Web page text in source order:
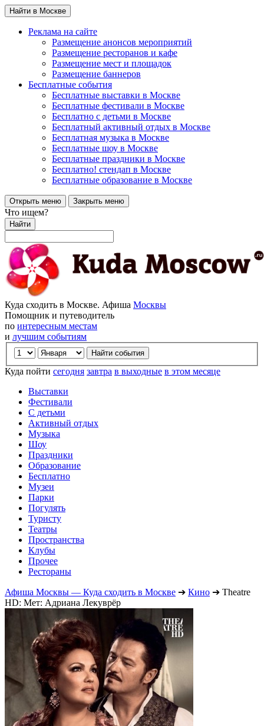
Найти в Москве
Реклама на сайте
Размещение анонсов мероприятий
Размещение ресторанов и кафе
Размещение мест и площадок
Размещение баннеров
Бесплатные события
Бесплатные выставки в Москве
Бесплатные фестивали в Москве
Бесплатно с детьми в Москве
Бесплатный активный отдых в Москве
Бесплатная музыка в Москве
Бесплатные шоу в Москве
Бесплатные праздники в Москве
Бесплатно! стендап в Москве
Бесплатные образование в Москве
Открыть меню Закрыть меню
Что ищем?
Найти
Куда сходить в Москве. Афиша Москвы
Помощник и путеводитель
по интересным местам
и лучшим событиям
Куда пойти сегодня завтра в выходные в этом месяце
Выставки
Фестивали
С детьми
Активный отдых
Музыка
Шоу
Праздники
Образование
Бесплатно
Музеи
Парки
Погулять
Туристу
Театры
Пространства
Клубы
Прочее
Рестораны
Афиша Москвы — Куда сходить в Москве ➔ Кино ➔ Theatre
HD: Мет: Адриана Лекуврёр